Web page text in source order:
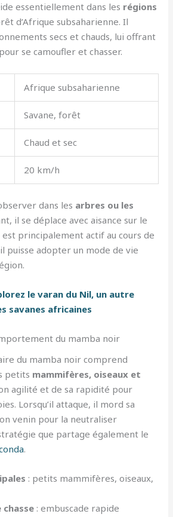
essentiellement dans les régions
d’Afrique subsaharienne. Il
secs et chauds, lui offrant
se camoufler et chasser.
Afrique subsaharienne
Savane, forêt
Chaud et sec
20 km/h
dans les arbres ou les
il se déplace avec aisance sur le
principalement actif au cours de
puisse adopter un mode de vie
le varan du Nil, un autre
savanes africaines
du mamba noir
du mamba noir comprend
petits mammifères, oiseaux et
agilité et de sa rapidité pour
Lorsqu’il attaque, il mord sa
venin pour la neutraliser
que partage également le
.
: petits mammifères, oiseaux,
: embuscade rapide